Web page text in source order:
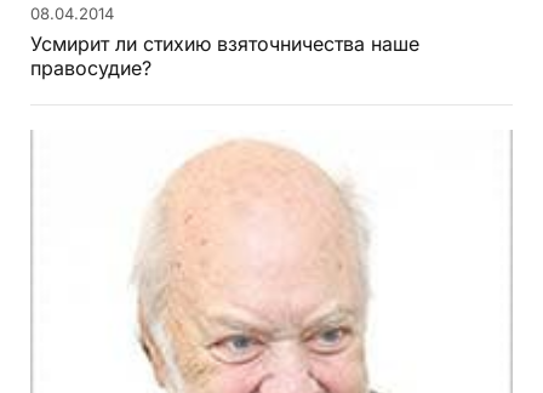
08.04.2014
Усмирит ли стихию взяточничества наше
правосудие?